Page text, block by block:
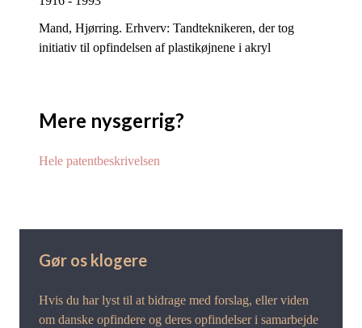
Mand, Hjørring. Erhverv: Tandteknikeren, der tog
initiativ til opfindelsen af plastikøjnene i akryl
Mere nysgerrig?
Hele patentbeskrivelsen
Gør os klogere
Hvis du har lyst til at bidrage med forslag, eller viden
om danske opfindere og deres opfindelser i samarbejde